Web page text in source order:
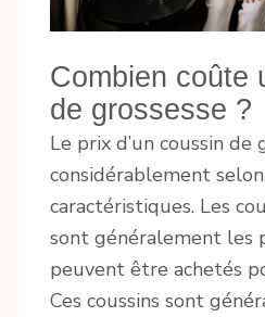
Combien coûte
de grossesse ?
Le prix d’un coussin de
considérablement
caractéristiques. Les
sont généralement les
peuvent être achetés
Ces coussins sont